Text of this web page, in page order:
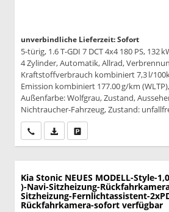
unverbindliche Lieferzeit: Sofort
5-türig, 1.6 T-GDI 7 DCT 4x4 180 PS, 132
4 Zylinder, Automatik, Allrad,
Kraftstoffverbrauch kombiniert 7,3 l/
Emission kombiniert 177.00 g/km (WLTP),
Außenfarbe: Wolfgrau, Zustand,
Nichtraucher-Fahrzeug, Zustand:
Wir rufen Sie anPDF-Datei, Fahrzeugexposé
Kia Stonic NEUES MODELL-Style-
)-Navi-Sitzheizung-
Sitzheizung-Fernlichtassistent-
Rückfahrkamera-sofort verfügbar